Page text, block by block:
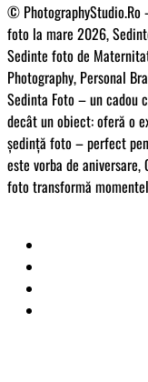
© PhotographyStudio.Ro
foto la mare 2026,
Sedinte foto de
Photography, Personal
Sedinta Foto – un cadou
decât un obiect: oferă o
ședință foto – perfect
este vorba de
foto transformă